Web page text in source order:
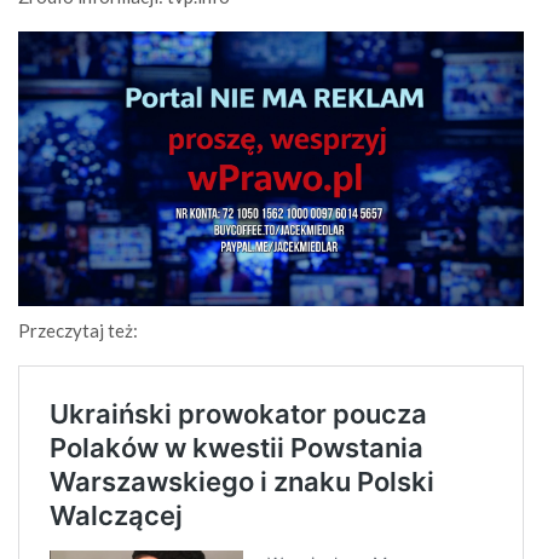
Przeczytaj też: